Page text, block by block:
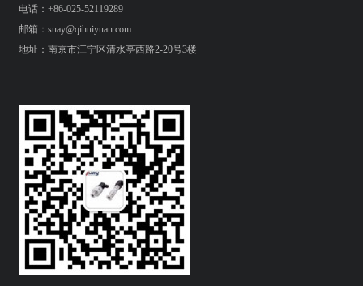
电话：+86-025-52119289
邮箱：suay@qihuiyuan.com
地址：南京市江宁区清水亭西路2-20号3楼